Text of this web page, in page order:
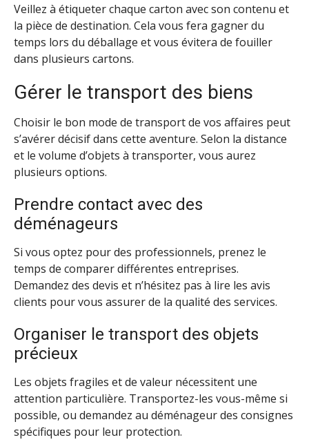
Veillez à étiqueter chaque carton avec son contenu et
la pièce de destination. Cela vous fera gagner du
temps lors du déballage et vous évitera de fouiller
dans plusieurs cartons.
Gérer le transport des biens
Choisir le bon mode de transport de vos affaires peut
s’avérer décisif dans cette aventure. Selon la distance
et le volume d’objets à transporter, vous aurez
plusieurs options.
Prendre contact avec des
déménageurs
Si vous optez pour des professionnels, prenez le
temps de comparer différentes entreprises.
Demandez des devis et n’hésitez pas à lire les avis
clients pour vous assurer de la qualité des services.
Organiser le transport des objets
précieux
Les objets fragiles et de valeur nécessitent une
attention particulière. Transportez-les vous-même si
possible, ou demandez au déménageur des consignes
spécifiques pour leur protection.